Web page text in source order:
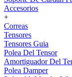
Accesorios
+
Correas
Tensores
Tensores Guia
Polea Del Tensor
Amortiguador Del
Polea Damper